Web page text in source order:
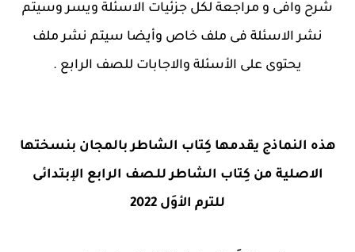
شرح وافى و مراجعة لكل جزئيات الاسئلة ويسر وسيتم
نشر الاسئلة فى ملف خاص وأيضا سيتم نشر ملف
يحتوى على الأسئلة والاجابات للصف الرابع .
هذه النماذج يقدمها كِتاب الشاطر بالمجان بنسختها
الاصلية من كِتاب الشاطر للـصف الرابع الإبتدائى
للترم الأوَل 2022